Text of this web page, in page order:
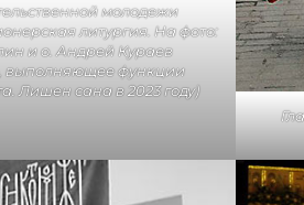
молодежи
литургия. На фото:
и о. Андрей Кураев
выполняющее функции
Лишен сана в 2023 году)